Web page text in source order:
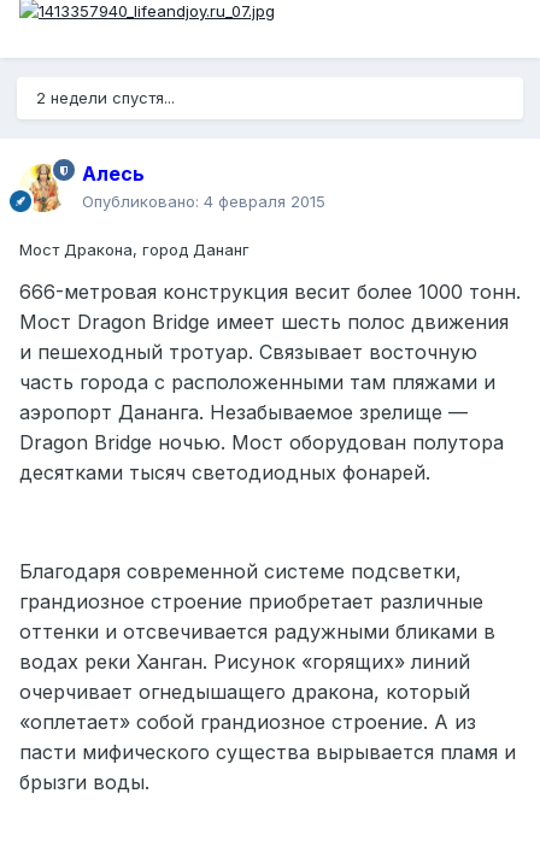
2 недели спустя...
Алесь
Опубликовано: 4 февраля 2015
Мост Дракона, город Дананг
666-метровая конструкция весит более 1000 тонн.
Мост Dragon Bridge имеет шесть полос движения
и пешеходный тротуар. Связывает восточную
часть города с расположенными там пляжами и
аэропорт Дананга. Незабываемое зрелище —
Dragon Bridge ночью. Мост оборудован полутора
десятками тысяч светодиодных фонарей.
Благодаря современной системе подсветки,
грандиозное строение приобретает различные
оттенки и отсвечивается радужными бликами в
водах реки Ханган. Рисунок «горящих» линий
очерчивает огнедышащего дракона, который
«оплетает» собой грандиозное строение. А из
пасти мифического существа вырывается пламя и
брызги воды.